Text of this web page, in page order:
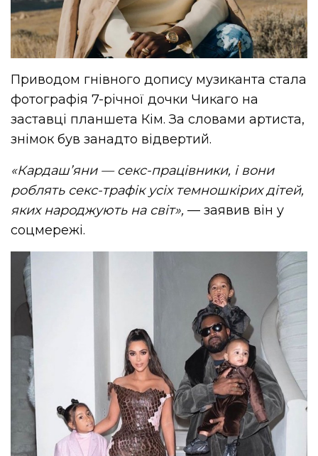
Приводом гнівного допису музиканта стала
фотографія 7-річної дочки Чикаго на
заставці планшета Кім. За словами артиста,
знімок був занадто відвертий.
«Кардаш’яни— секс-працівники, і вони
роблять секс-трафік усіх темношкірих дітей,
яких народжують на світ», — заявив він у
соцмережі.